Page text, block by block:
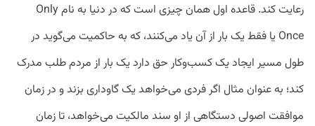
رعایت کند. قاعده اول همان چیزی است که در دنیا به نام Only
Once یا فقط یک بار از آن یاد می‌کنند، که به حاکمیت می‌گوید در
طول مسیر ایجاد یک کسب‌وکار حق دارد یک بار از مردم طلب مدرک
کند؛ به عنوان مثال اگر فردی می‌خواهد یک گاوداری بزند و در زمان
موافقت اصولی دستگاهی از او سند مالکیت می‌خواهد، تا زمان